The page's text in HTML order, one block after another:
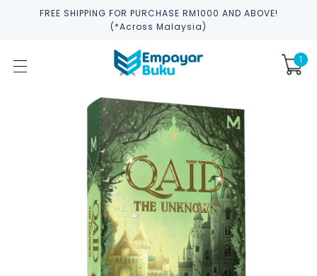
FREE SHIPPING FOR PURCHASE RM1000 AND ABOVE!
(*across Malaysia)
1